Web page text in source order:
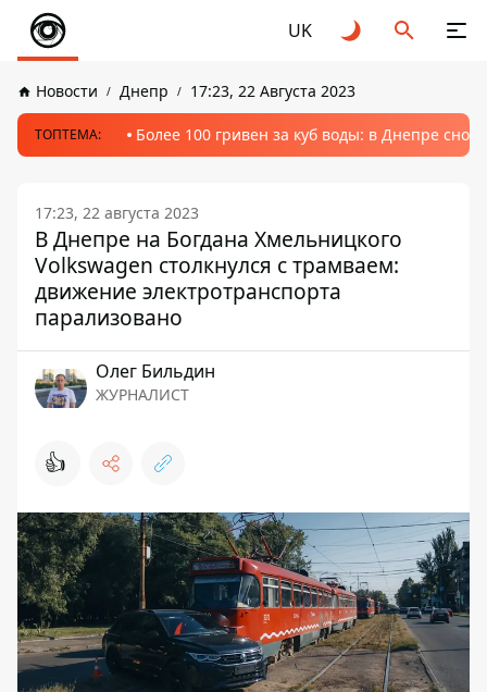
UK
Новости Днепр 17:23, 22 Августа 2023
ТОПТЕМА: Более 100 гривен за куб воды: в Днепре
17:23, 22 августа 2023
В Днепре на Богдана Хмельницкого
Volkswagen столкнулся с трамваем:
движение электротранспорта
парализовано
Олег Бильдин
ЖУРНАЛИСТ
👍